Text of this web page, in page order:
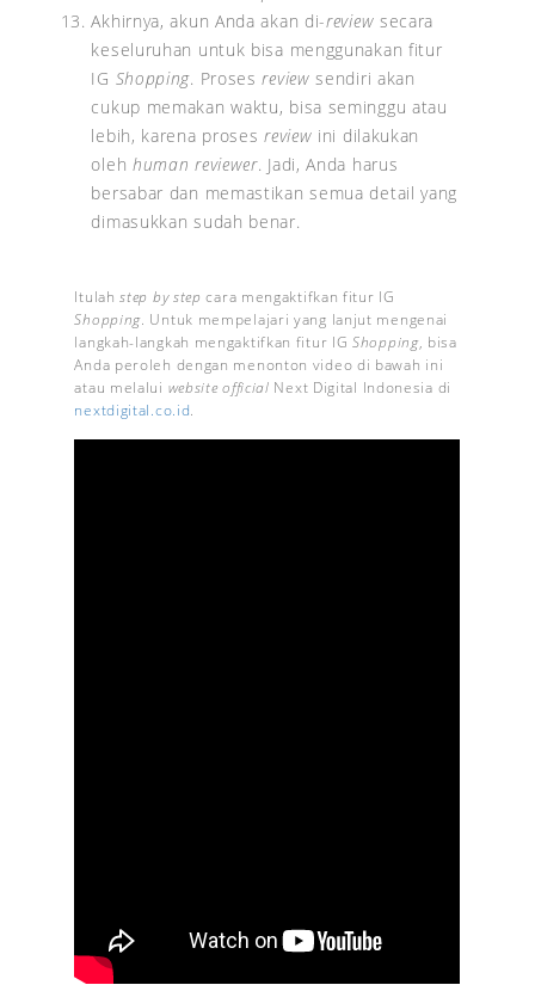
Akhirnya, akun Anda akan di-review secara
keseluruhan untuk bisa menggunakan fitur
IG Shopping. Prosesreview sendiri akan
cukup memakan waktu, bisa seminggu atau
lebih, karena prosesreview ini dilakukan
oleh human reviewer. Jadi, Anda harus
bersabar dan memastikan semua detail yang
dimasukkan sudah benar.
Itulahstep by step cara mengaktifkan fitur IG
Shopping. Untuk mempelajari yang lanjut mengenai
langkah-langkah mengaktifkan fitur IGShopping, bisa
Anda peroleh dengan menonton video di bawah ini
atau melalui website official Next Digital Indonesia di
nextdigital.co.id.